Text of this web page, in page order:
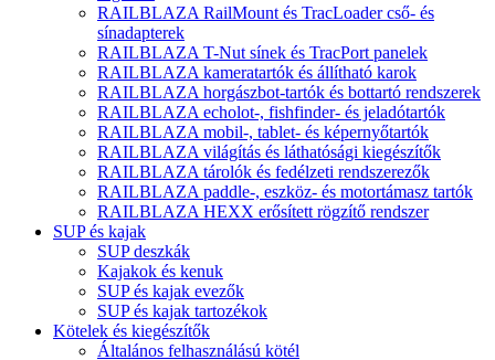
RAILBLAZA RailMount és TracLoader cső- és
sínadapterek
RAILBLAZA T-Nut sínek és TracPort panelek
RAILBLAZA kameratartók és állítható karok
RAILBLAZA horgászbot-tartók és bottartó rendszerek
RAILBLAZA echolot-, fishfinder- és jeladótartók
RAILBLAZA mobil-, tablet- és képernyőtartók
RAILBLAZA világítás és láthatósági kiegészítők
RAILBLAZA tárolók és fedélzeti rendszerezők
RAILBLAZA paddle-, eszköz- és motortámasz tartók
RAILBLAZA HEXX erősített rögzítő rendszer
SUP és kajak
SUP deszkák
Kajakok és kenuk
SUP és kajak evezők
SUP és kajak tartozékok
Kötelek és kiegészítők
Általános felhasználású kötél